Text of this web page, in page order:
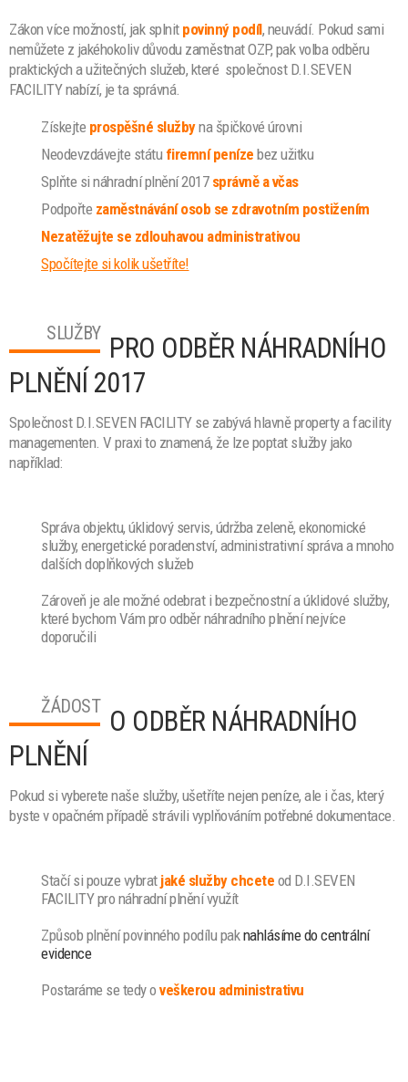
Zákon více možností, jak splnit povinný podíl, neuvádí. Pokud sami
nemůžete z jakéhokoliv důvodu zaměstnat OZP, pak volba odběru
praktických a užitečných služeb, které společnost D.I.SEVEN
FACILITY nabízí, je ta správná.
Získejte prospěšné službyna špičkové úrovni
Neodevzdávejte státu firemní peníze bez užitku
Splňte si náhradní plnění 2017 správně a včas
Podpořte zaměstnávání osob se zdravotním postižením
Nezatěžujte se zdlouhavou administrativou
Spočítejte si kolik ušetříte!
SLUŽBY PRO ODBĚR NÁHRADNÍHO
PLNĚNÍ 2017
Společnost D.I.SEVEN FACILITY se zabývá hlavně property a facility
managementen. V praxi to znamená, že lze poptat služby jako
například:
Správa objektu, úklidový servis, údržba zeleně, ekonomické
služby, energetické poradenství, administrativní správa a mnoho
dalších doplňkových služeb
Zároveň je ale možné odebrat i bezpečnostní a úklidové služby,
které bychom Vám pro odběr náhradního plnění nejvíce
doporučili
ŽÁDOST O ODBĚR NÁHRADNÍHO
PLNĚNÍ
Pokud si vyberete naše služby, ušetříte nejen peníze, ale i čas, který
byste v opačném případě strávili vyplňováním potřebné dokumentace.
Stačí si pouze vybratjaké služby chcete od D.I.SEVEN
FACILITY pro náhradní plnění využít
Způsob plnění povinného podílu paknahlásíme do centrální
evidence
Postaráme se tedy o veškerou administrativu